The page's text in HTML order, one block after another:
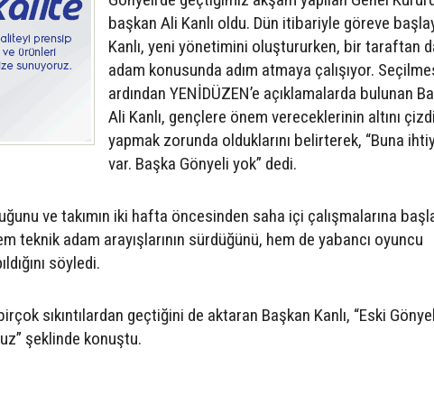
başkan Ali Kanlı oldu. Dün itibariyle göreve
Kanlı, yeni yönetimini oluştururken, bir taraftan
adam konusunda adım atmaya çalışıyor.
ardından YENİDÜZEN’e açıklamalarda bulunan
Ali Kanlı, gençlere önem vereceklerinin altını
yapmak zorunda olduklarını belirterek, “Buna
var. Başka Gönyeli yok” dedi.
ve takımın iki hafta öncesinden saha içi çalışmalarına
teknik adam arayışlarının sürdüğünü, hem de yabancı oyuncu
söyledi.
sıkıntılardan geçtiğini de aktaran Başkan Kanlı, “Eski
şeklinde konuştu.